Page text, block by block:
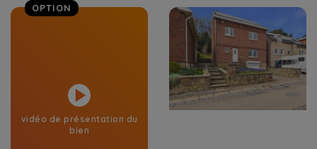
vidéo de présentation du
bien
OPTION